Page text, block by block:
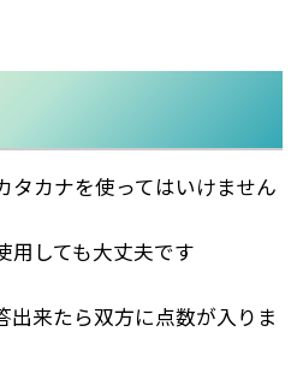
タカナを使ってはいけません
用しても大丈夫です
出来たら双方に点数が入りま